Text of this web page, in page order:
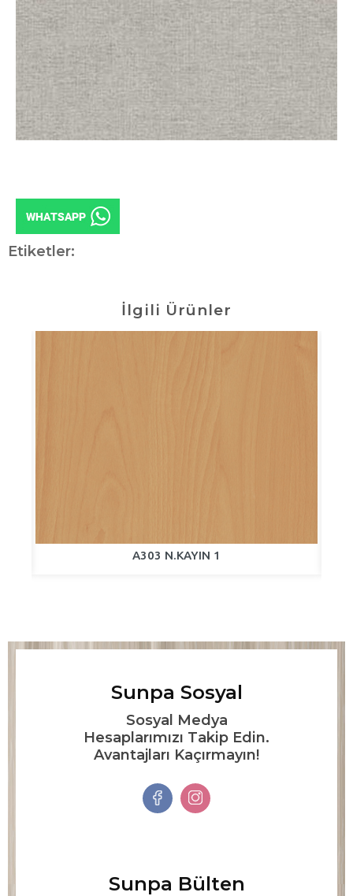
Etiketler:
İlgili Ürünler
A303 N.KAYIN 1
Sunpa Sosyal
Sosyal Medya
Hesaplarımızı Takip Edin.
Avantajları Kaçırmayın!
Sunpa Bülten